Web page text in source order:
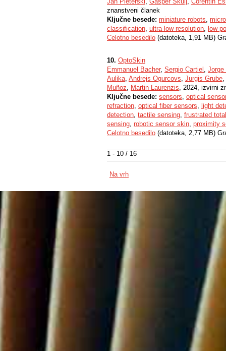
1 - 10 / 16
znanstveni članek
Ključne besede: miniature robots,
classification, ultra-low resolution, low
Celotno besedilo (datoteka, 1,91 MB)
10. OptoSkin
Emmanuel Bacher, Sergio Cartiel , Jorge
Aulika, Andrejs Ogurcovs, Jurgis Grube,
Muñoz, Martin Laurenzis, 2024, izvirni
Ključne besede: sensors, optical
refraction, optical fiber sensors, light
detection, tactile sensing, frustrated
sensing, robotic sensor skin, proximity
Celotno besedilo (datoteka, 2,77 MB)
Na vrh